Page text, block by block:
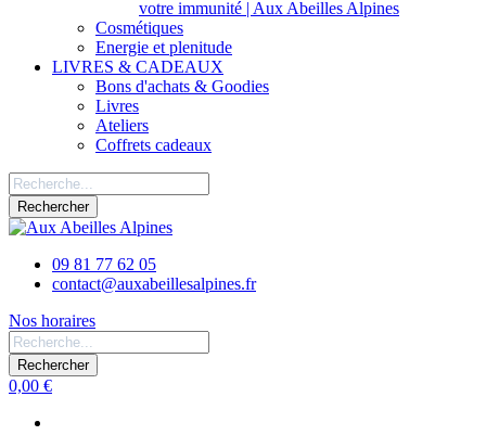
votre immunité | Aux Abeilles Alpines
Cosmétiques
Energie et plenitude
LIVRES & CADEAUX
Bons d'achats & Goodies
Livres
Ateliers
Coffrets cadeaux
Rechercher
09 81 77 62 05
contact@auxabeillesalpines.fr
Nos horaires
Rechercher
0,00 €